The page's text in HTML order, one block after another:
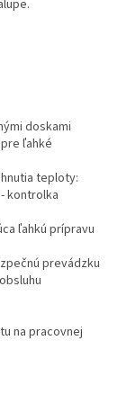
doskami
ľahké
teploty:
kontrolka
ľahkú prípravu
prevádzku
na pracovnej